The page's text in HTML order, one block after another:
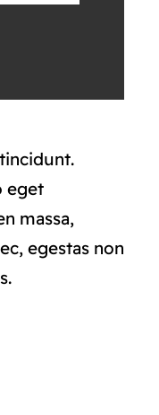
eget
massa,
egestas non